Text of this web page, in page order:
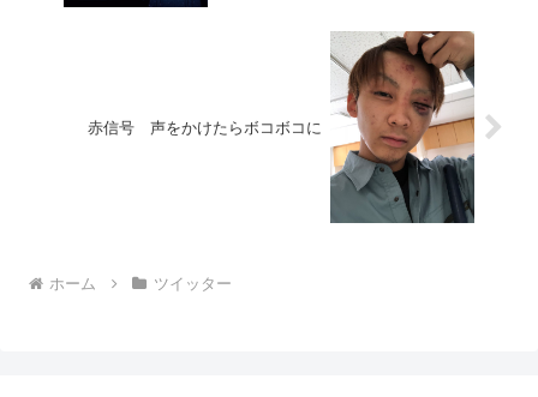
赤信号 声をかけたらボコボコに
ホーム ツイッター